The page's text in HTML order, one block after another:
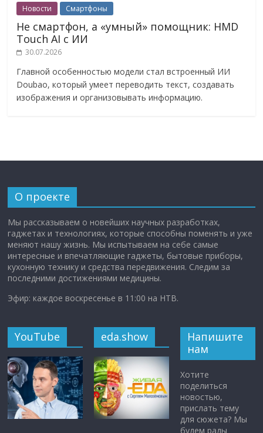
Новости Смартфоны
Не смартфон, а «умный» помощник: HMD
Touch AI с ИИ
30.07.2026
Главной особенностью модели стал встроенный ИИ
Doubao, который умеет переводить текст, создавать
изображения и организовывать информацию.
О проекте
Мы рассказываем о новейших научных разработках,
гаджетах и технологиях, которые способны поменять и уже
меняют нашу жизнь. Мы испытываем на себе самые
интересные и впечатляющие гаджеты, бытовые приборы,
кухонную технику и средства передвижения. Следим за
последними достижениями медицины.
Эфир: каждое воскресенье в 11:00 на НТВ.
YouTube eda.show
Напишите
нам
Хотите
поделиться
новостью,
прислать тему
для сюжета? Мы
будем рады